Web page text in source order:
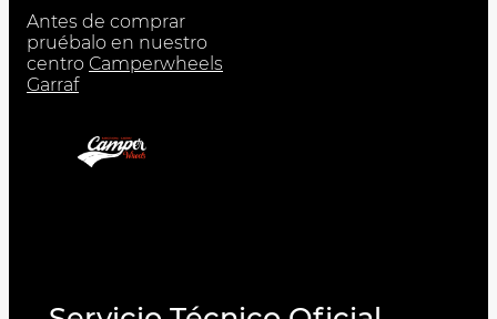
Antes de comprar
pruébalo en nuestro
centro Camperwheels
Garraf